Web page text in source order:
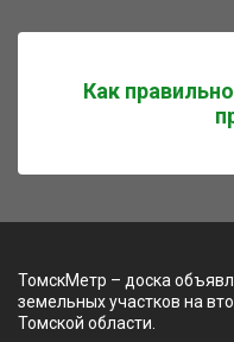
Как
ТомскМетр – доска
земельных участков на
Томской области.